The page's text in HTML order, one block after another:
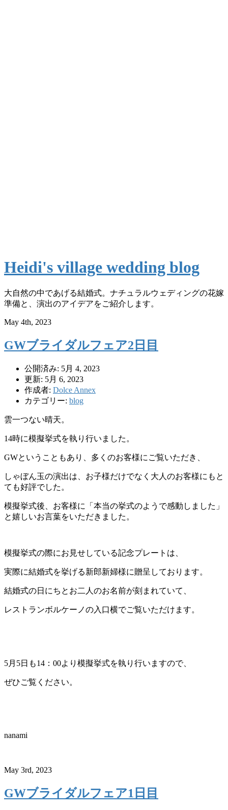
Heidi's village wedding blog
大自然の中であげる結婚式。ナチュラルウェディングの花嫁
準備と、演出のアイデアをご紹介します。
May 4th, 2023
GWブライダルフェア2日目
公開済み: 5月 4, 2023
更新: 5月 6, 2023
作成者: Dolce Annex
カテゴリー: blog
雲一つない晴天。
14時に模擬挙式を執り行いました。
GWということもあり、多くのお客様にご覧いただき、
しゃぼん玉の演出は、お子様だけでなく大人のお客様にもと
ても好評でした。
模擬挙式後、お客様に「本当の挙式のようで感動しました」
と嬉しいお言葉をいただきました。
模擬挙式の際にお見せしている記念プレートは、
実際に結婚式を挙げる新郎新婦様に贈呈しております。
結婚式の日にちとお二人のお名前が刻まれていて、
レストランボルケーノの入口横でご覧いただけます。
5月5日も14：00より模擬挙式を執り行いますので、
ぜひご覧ください。
nanami
May 3rd, 2023
GWブライダルフェア1日目